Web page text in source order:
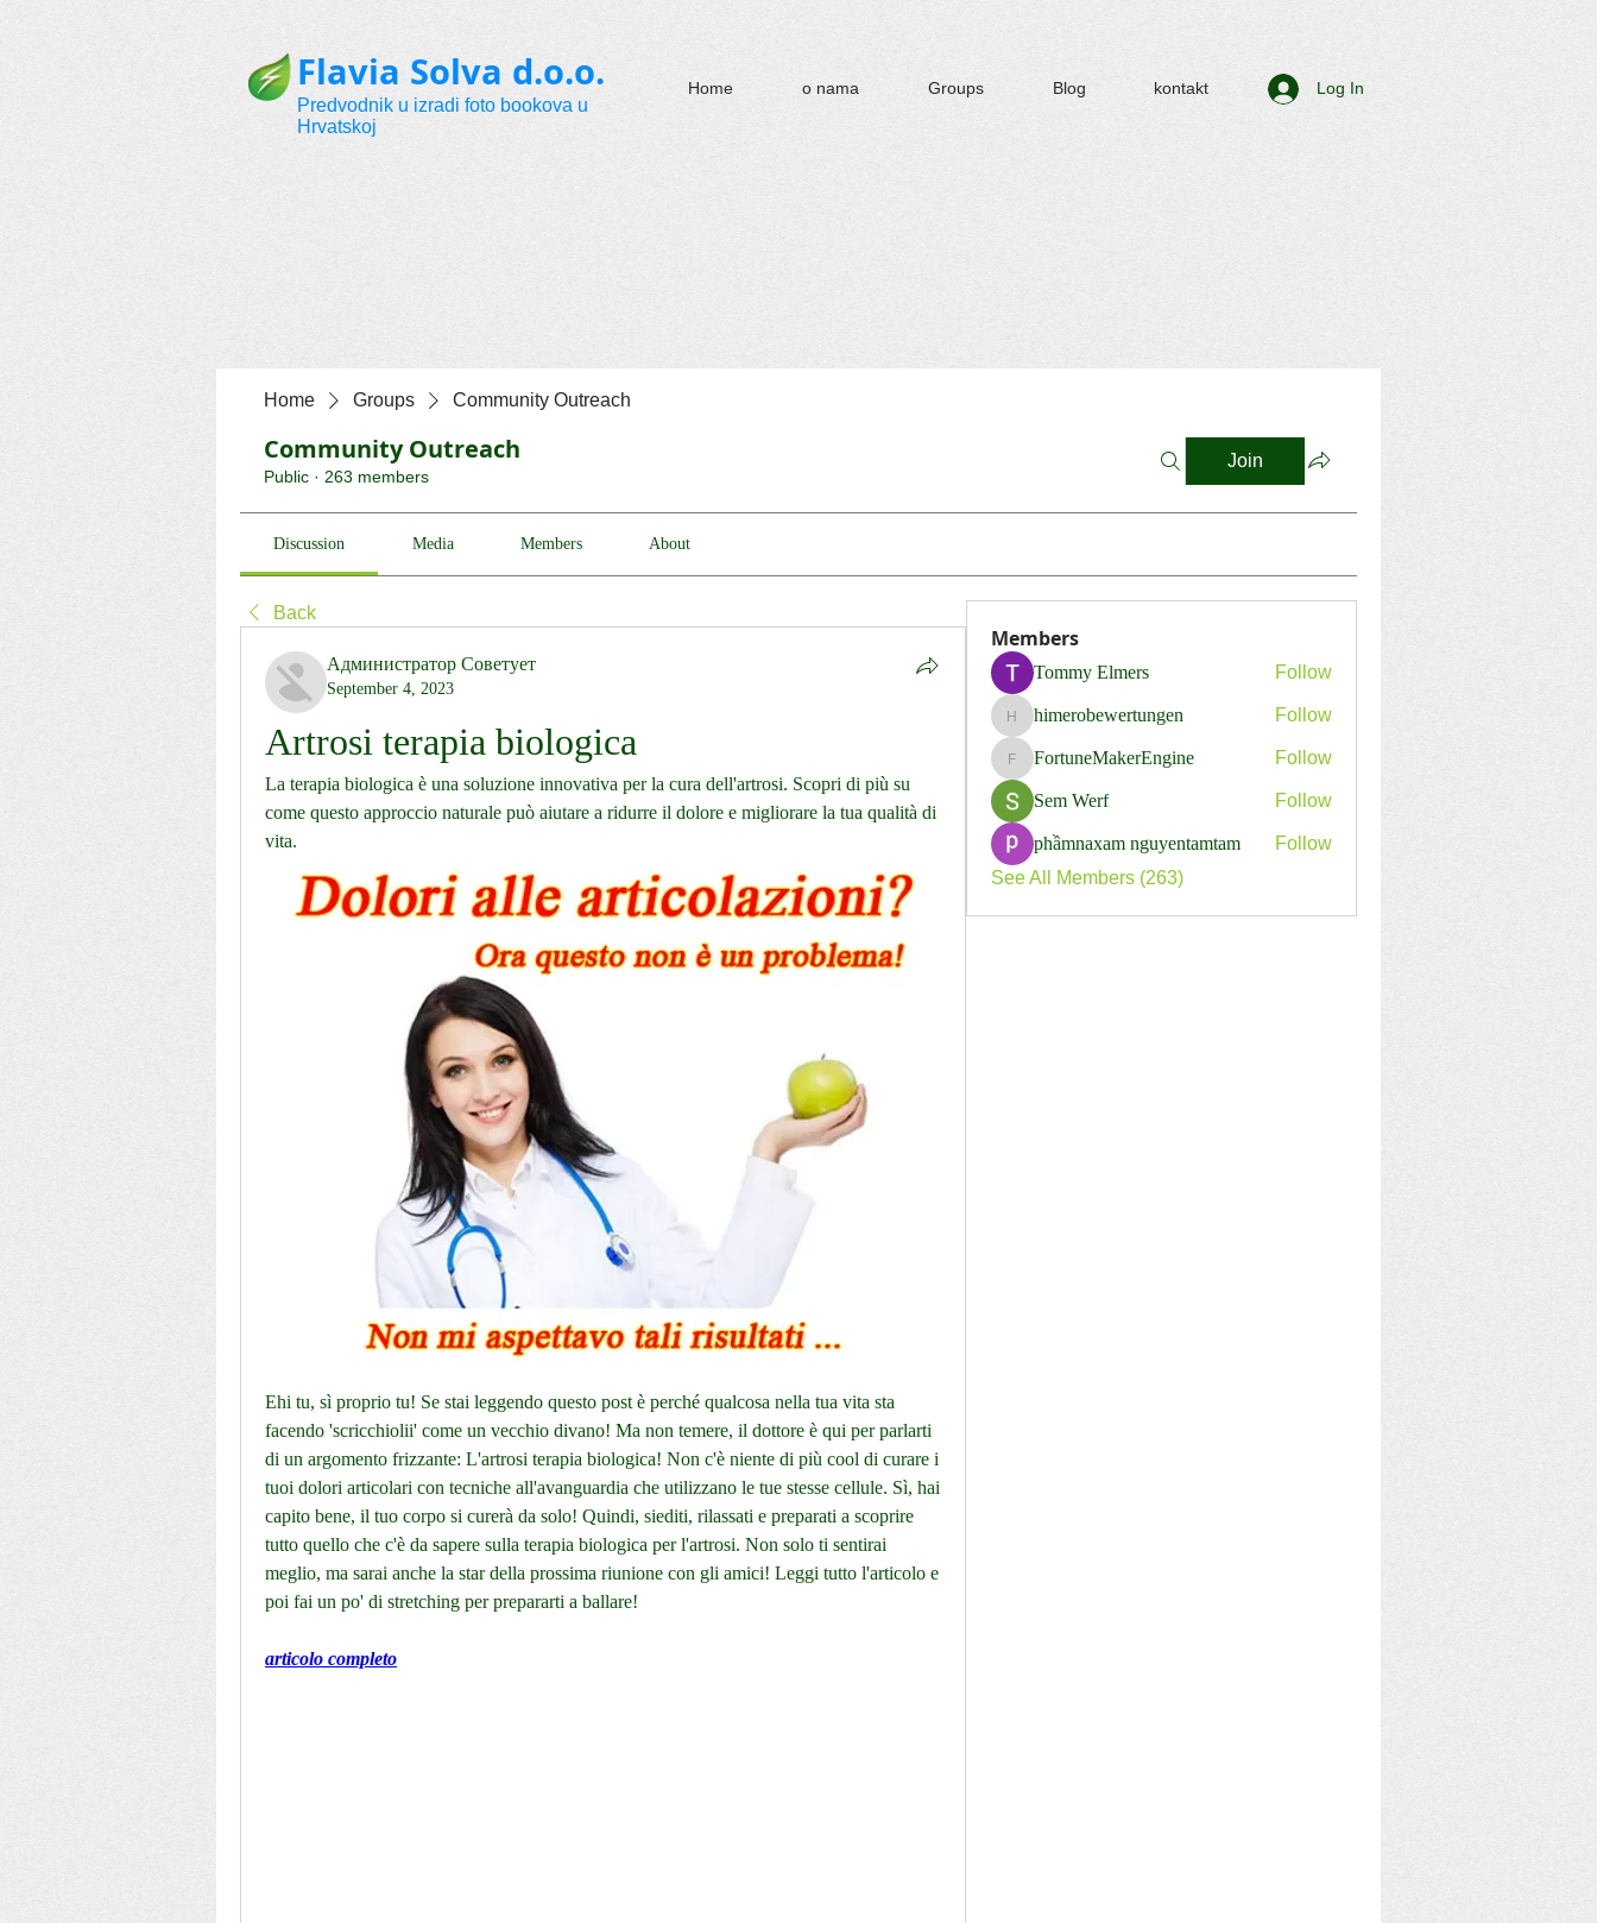
Flavia Solva d.o.o.
Predvodnik u izradi foto bookova u
Hrvatskoj
Home o nama Groups Blog kontakt Log In
Home Groups Community Outreach
Community Outreach
Public · 263 members
Join
Discussion Media Members About
Back
Администратор Советует
September 4, 2023
Artrosi terapia biologica
La terapia biologica è una soluzione innovativa per la cura dell'artrosi. Scopri di più su
come questo approccio naturale può aiutare a ridurre il dolore e migliorare la tua qualità di
vita.
Ehi tu, sì proprio tu! Se stai leggendo questo post è perché qualcosa nella tua vita sta
facendo 'scricchiolii' come un vecchio divano! Ma non temere, il dottore è qui per parlarti
di un argomento frizzante: L'artrosi terapia biologica! Non c'è niente di più cool di curare i
tuoi dolori articolari con tecniche all'avanguardia che utilizzano le tue stesse cellule. Sì, hai
capito bene, il tuo corpo si curerà da solo! Quindi, siediti, rilassati e preparati a scoprire
tutto quello che c'è da sapere sulla terapia biologica per l'artrosi. Non solo ti sentirai
meglio, ma sarai anche la star della prossima riunione con gli amici! Leggi tutto l'articolo e
poi fai un po' di stretching per prepararti a ballare!
articolo completo
Members
Tommy Elmers Follow
himerobewertungen
himerobewertungen Follow
FortuneMakerEngine
FortuneMakerEngine Follow
Sem Werf Follow
phầmnaxam nguyentamtam
Follow
See All Members (263)